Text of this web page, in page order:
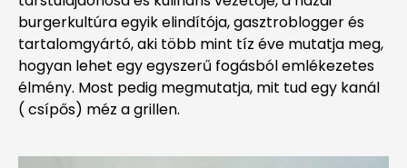
burgerkultúra egyik elindítója, gasztroblogger és
tartalomgyártó, aki több mint tíz éve mutatja meg,
hogyan lehet egy egyszerű fogásból emlékezetes
élmény. Most pedig megmutatja, mit tud egy kanál
( csípős) méz a grillen.